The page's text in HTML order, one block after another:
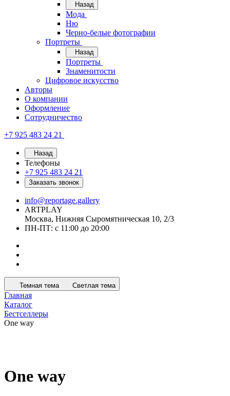
Назад
Мода
Ню
Черно-белые фотографии
Портреты
Назад
Портреты
Знаменитости
Цифровое искусство
Авторы
О компании
Оформление
Сотрудничество
+7 925 483 24 21
Назад
Телефоны
+7 925 483 24 21
Заказать звонок
info@reportage.gallery
ARTPLAY
Москва, Нижняя Сыромятническая 10, 2/3
ПН-ПТ: с 11:00 до 20:00
Темная тема Светлая тема
Главная
Каталог
Бестселлеры
One way
One way